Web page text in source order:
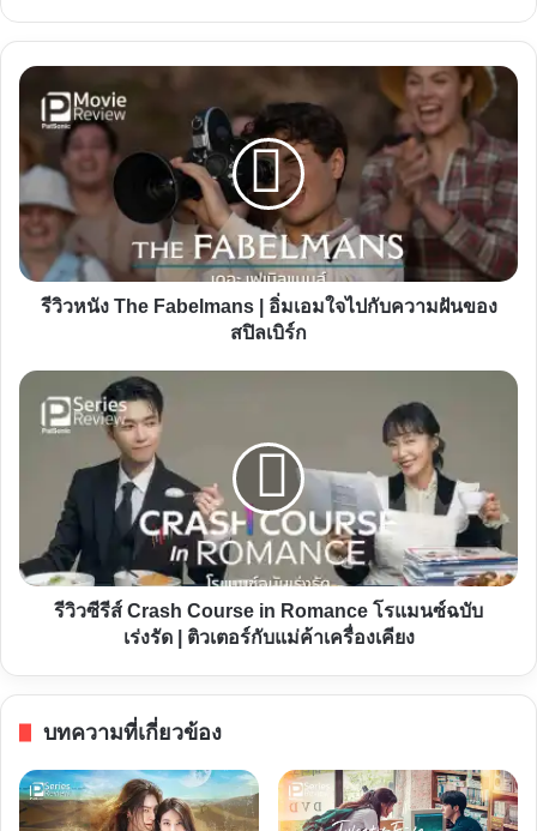
รีวิว
หนัง
The
Fabelmans
|
อิ่ม
เอม
ใจ
ความ
ฝัน
ของ
รีวิวหนัง The Fabelmans | อิ่มเอมใจไปกับความฝันของ
สปิลเบิร์ก
รีวิว
Course
Romance
โร
ฉบับ
|
ติวเตอร์
กับ
รีวิวซีรีส์ Crash Course in Romance โรแมนซ์ฉบับ
เร่งรัด | ติวเตอร์กับแม่ค้าเครื่องเคียง
บทความที่เกี่ยวข้อง